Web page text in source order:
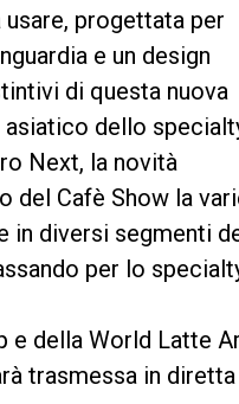
progettata per
e un design
di questa nuova
asiatico dello
Next, la novità
del Cafè Show la
in diversi segmenti
per lo
e della World Latte
trasmessa in diretta